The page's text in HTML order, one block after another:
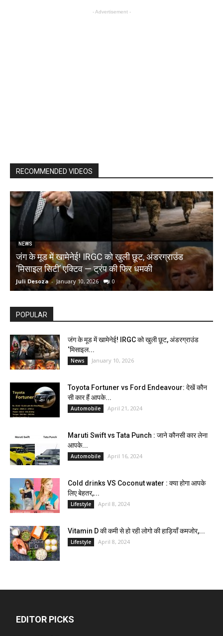
- Advertisement -
RECOMMENDED VIDEOS
NEWS
जंग के मूड में खामेनेई! IRGC को खुली छूट, अंडरग्राउंड
‘मिसाइल सिटी’ एक्टिव — ट्रंप की फिर धमकी
Juli Desoza - January 10, 2026 0
POPULAR
जंग के मूड में खामेनेई! IRGC को खुली छूट, अंडरग्राउंड
‘मिसाइल...
News January 10, 2026
Toyota Fortuner vs Ford Endeavour: देखें कौन
सी कार हैं आपके...
Automobile April 21, 2024
Maruti Swift vs Tata Punch : जाने कौनसी कार लेना
आपके...
Automobile April 16, 2024
Cold drinks VS Coconut water : क्या होगा आपके
लिए बेहतर,...
Lifestyle April 8, 2024
Vitamin D की कमी से हो रही लोगो की हाड़ियाँ कमजोर,...
Lifestyle April 8, 2024
EDITOR PICKS